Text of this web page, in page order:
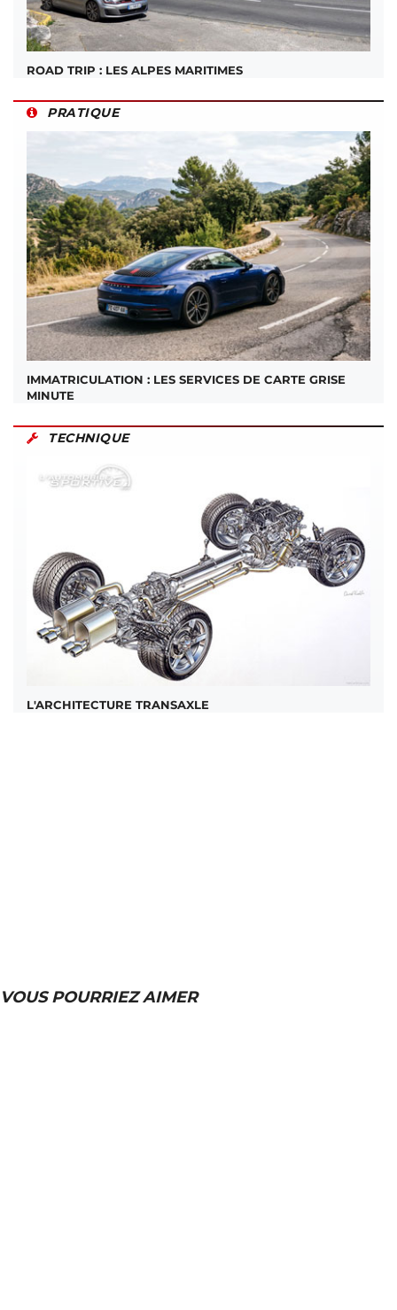
ROAD TRIP : LES ALPES MARITIMES
PRATIQUE
IMMATRICULATION : LES SERVICES DE CARTE GRISE
MINUTE
TECHNIQUE
L'ARCHITECTURE TRANSAXLE
VOUS POURRIEZ AIMER